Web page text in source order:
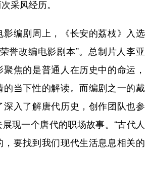
采风经历。
编剧周上，《长安的荔枝》入选
誉改编电影剧本”。总制片人李亚
焦的是普通人在历史中的命运，
的当下性的解读。而编剧之一的戴
深入了解唐代历史，创作团队也参
现一个唐代的职场故事。“古代人
，要找到我们现代生活息息相关的